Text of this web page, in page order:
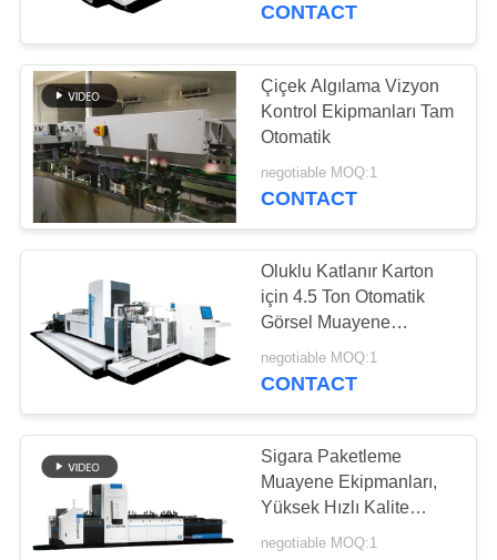
CONTACT
Çiçek Algılama Vizyon
Kontrol Ekipmanları Tam
Otomatik
negotiable MOQ:1
CONTACT
Oluklu Katlanır Karton
için 4.5 Ton Otomatik
Görsel Muayene
Ekipmanı
negotiable MOQ:1
CONTACT
Sigara Paketleme
Muayene Ekipmanları,
Yüksek Hızlı Kalite
Kontrol Makinesi
negotiable MOQ:1